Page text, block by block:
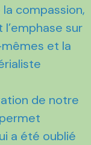
compassion,
sur
et la
de notre
a été oublié